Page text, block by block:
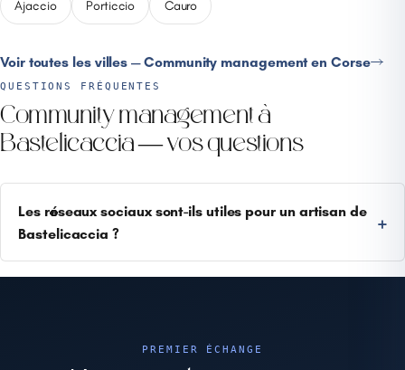
Ajaccio Porticcio Cauro
Voir toutes les villes — Community management en Corse
QUESTIONS FRÉQUENTES
Community management à
Bastelicaccia — vos questions
Les réseaux sociaux sont-ils utiles pour un artisan de
Bastelicaccia ?
PREMIER ÉCHANGE